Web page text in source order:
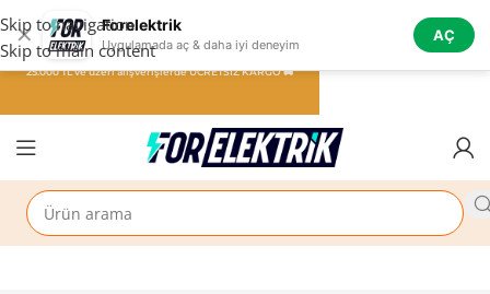
✕ Forelektrik
Uygulamada aç & daha iyi deneyim
AÇ
Skip to navigation
Skip to main content
25.000 TL ve üzeri alışverişlerde ÜCRETSİZ KARGO 🚚